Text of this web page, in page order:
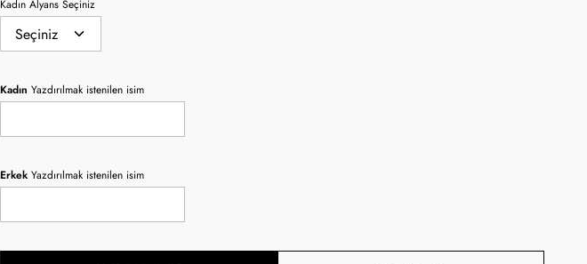
Kadın Alyans Seçiniz
Kadın Yazdırılmak istenilen isim
Erkek Yazdırılmak istenilen isim